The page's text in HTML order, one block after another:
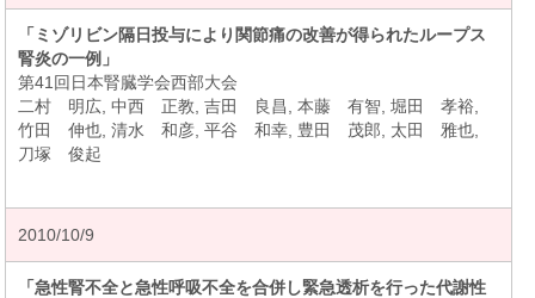
「ミゾリビン隔日投与により関節痛の改善が得られたループス
腎炎の一例」
第41回日本腎臓学会西部大会
二村 明広, 中西 正教, 吉田 良昌, 本藤 有智, 堀田 孝裕,
竹田 伸也, 清水 和彦, 平谷 和幸, 豊田 茂郎, 太田 雅也,
刀塚 俊起
2010/10/9
「急性腎不全と急性呼吸不全を合併し緊急透析を行った代謝性